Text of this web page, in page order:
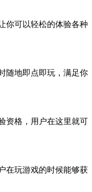
可以轻松的体验各种
地即点即玩，满足你
格，用户在这里就可
玩游戏的时候能够获